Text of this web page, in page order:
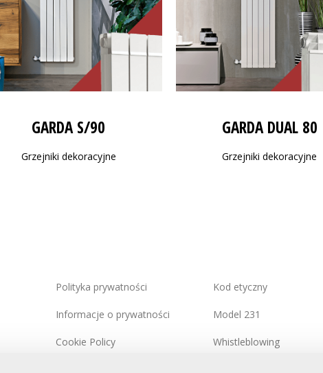
GARDA S/90
Grzejniki dekoracyjne
GARDA DUAL 80
Grzejniki dekoracyjne
Polityka prywatności
Informacje o prywatności
Cookie Policy
Kod etyczny
Model 231
Whistleblowing